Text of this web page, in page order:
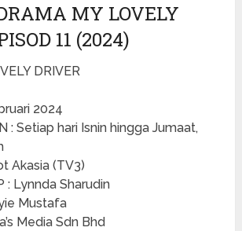
MY LOVELY
11 (2024)
DRIVER
2024
: Setiap hari Isnin hingga Jumaat,
Akasia (TV3)
: Lynnda Sharudin
Mustafa
Media Sdn Bhd